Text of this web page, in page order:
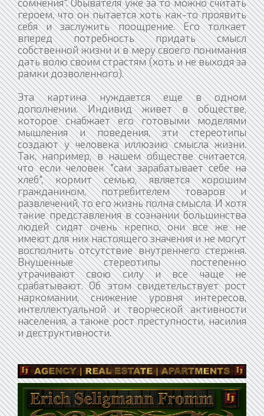
героем, что он пытается хоть как-то проявить
себя и заслужить поощрение. Его толкает
вперед потребность придать смысл
собственной жизни и в меру своего понимания
дать волю своим страстям (хоть и не выходя за
рамки дозволенного).
Эта картина нуждается еще в одном
дополнении. Индивид живет в обществе,
которое снабжает его готовыми моделями
мышления и поведения, эти стереотипы
создают у человека иллюзию смысла жизни.
Так, например, в нашем обществе считается,
что если человек "сам зарабатывает себе на
хлеб", кормит семью, является хорошим
гражданином, потребителем товаров и
развлечений, то его жизнь полна смысла. И хотя
такие представления в сознании большинства
людей сидят очень крепко, они все же не
имеют для них настоящего значения и не могут
восполнить отсутствие внутреннего стержня.
Внушенные стереотипы постепенно
утрачивают свою силу и все чаще не
срабатывают. Об этом свидетельствует рост
наркомании, снижение уровня интересов,
интеллектуальной и творческой активности
населения, а также рост преступности, насилия
и деструктивности.